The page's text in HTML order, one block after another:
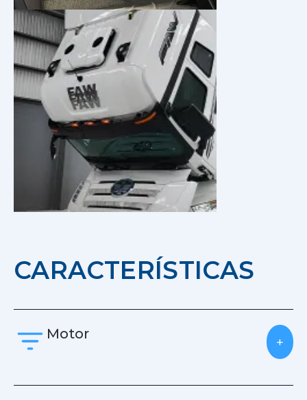
CARACTERÍSTICAS
Motor +